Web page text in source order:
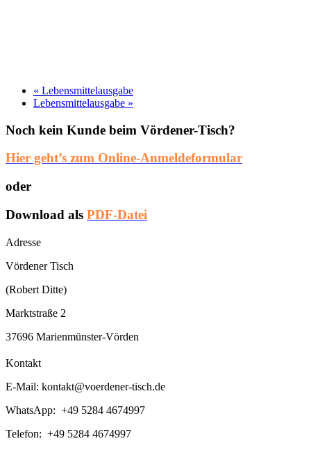
« Lebensmittelausgabe
Lebensmittelausgabe »
Noch kein Kunde beim Vördener-Tisch?
Hier geht’s zum Online-Anmeldeformular
oder
Download als PDF-Datei
Adresse
Vördener Tisch
(Robert Ditte)
Marktstraße 2
37696 Marienmünster-Vörden
Kontakt
E-Mail: kontakt@voerdener-tisch.de
WhatsApp: +49 5284 4674997
Telefon: +49 5284 4674997